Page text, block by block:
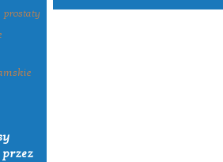
prostaty
przez